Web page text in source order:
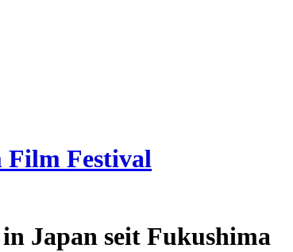
Festival
Japan seit Fukushima